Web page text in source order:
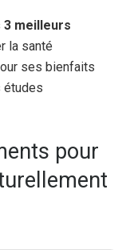
3 meilleurs
la santé
ses bienfaits
études
pour